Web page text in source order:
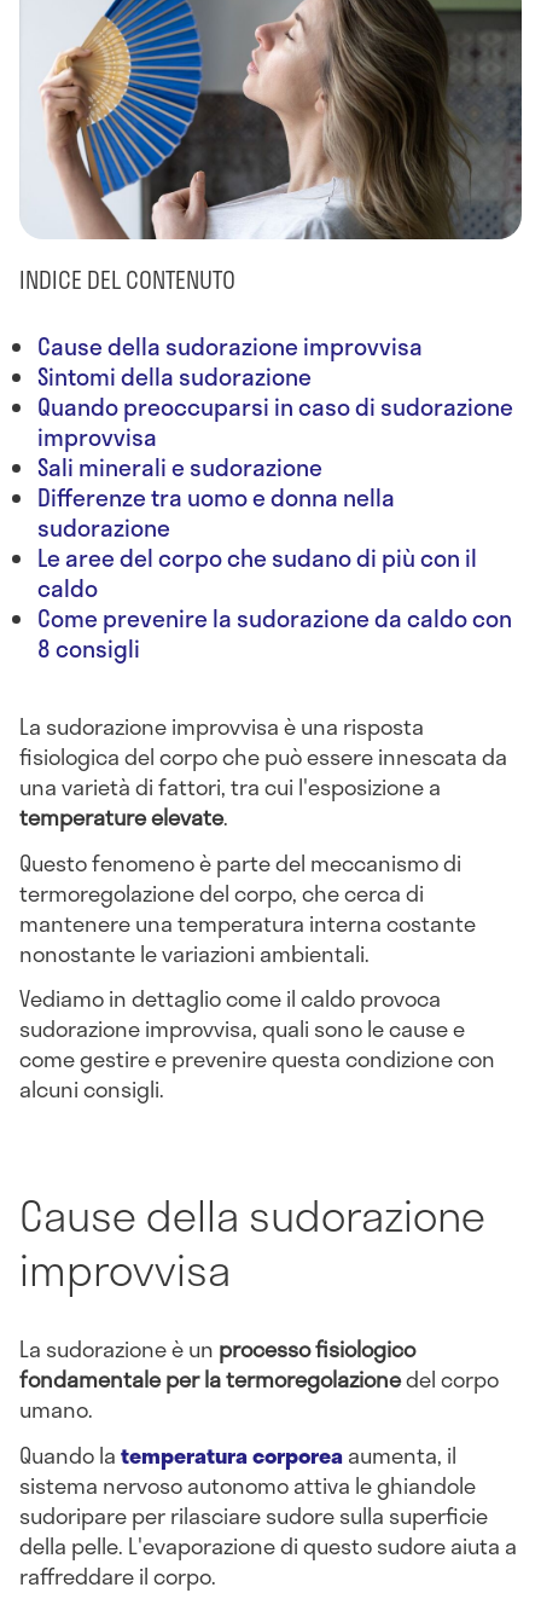
INDICE DEL CONTENUTO
Cause della sudorazione improvvisa
Sintomi della sudorazione
Quando preoccuparsi in caso di sudorazione
improvvisa
Sali minerali e sudorazione
Differenze tra uomo e donna nella
sudorazione
Le aree del corpo che sudano di più con il
caldo
Come prevenire la sudorazione da caldo con
8 consigli
La sudorazione improvvisa è una risposta
fisiologica del corpo che può essere innescata da
una varietà di fattori, tra cui l'esposizione a
temperature elevate.
Questo fenomeno è parte del meccanismo di
termoregolazione del corpo, che cerca di
mantenere una temperatura interna costante
nonostante le variazioni ambientali.
Vediamo in dettaglio come il caldo provoca
sudorazione improvvisa, quali sono le cause e
come gestire e prevenire questa condizione con
alcuni consigli.
Cause della sudorazione
improvvisa
La sudorazione è un processo fisiologico
fondamentale per la termoregolazionedel corpo
umano.
Quando latemperatura corporeaaumenta, il
sistema nervoso autonomo attiva le ghiandole
sudoripare per rilasciare sudore sulla superficie
della pelle. L'evaporazione di questo sudore aiuta a
raffreddare il corpo.